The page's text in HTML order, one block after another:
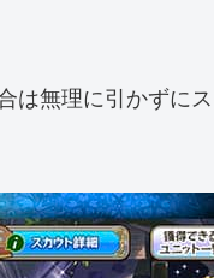
は無理に引かずに